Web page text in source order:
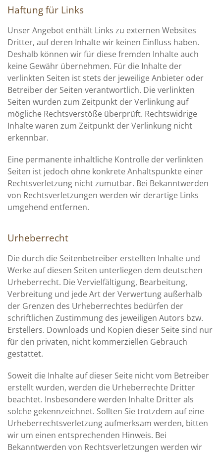
Haftung für Links
Unser Angebot enthält Links zu externen Websites
Dritter, auf deren Inhalte wir keinen Einfluss haben.
Deshalb können wir für diese fremden Inhalte auch
keine Gewähr übernehmen. Für die Inhalte der
verlinkten Seiten ist stets der jeweilige Anbieter oder
Betreiber der Seiten verantwortlich. Die verlinkten
Seiten wurden zum Zeitpunkt der Verlinkung auf
mögliche Rechtsverstöße überprüft. Rechtswidrige
Inhalte waren zum Zeitpunkt der Verlinkung nicht
erkennbar.
Eine permanente inhaltliche Kontrolle der verlinkten
Seiten ist jedoch ohne konkrete Anhaltspunkte einer
Rechtsverletzung nicht zumutbar. Bei Bekanntwerden
von Rechtsverletzungen werden wir derartige Links
umgehend entfernen.
Urheberrecht
Die durch die Seitenbetreiber erstellten Inhalte und
Werke auf diesen Seiten unterliegen dem deutschen
Urheberrecht. Die Vervielfältigung, Bearbeitung,
Verbreitung und jede Art der Verwertung außerhalb
der Grenzen des Urheberrechtes bedürfen der
schriftlichen Zustimmung des jeweiligen Autors bzw.
Erstellers. Downloads und Kopien dieser Seite sind nur
für den privaten, nicht kommerziellen Gebrauch
gestattet.
Soweit die Inhalte auf dieser Seite nicht vom Betreiber
erstellt wurden, werden die Urheberrechte Dritter
beachtet. Insbesondere werden Inhalte Dritter als
solche gekennzeichnet. Sollten Sie trotzdem auf eine
Urheberrechtsverletzung aufmerksam werden, bitten
wir um einen entsprechenden Hinweis. Bei
Bekanntwerden von Rechtsverletzungen werden wir